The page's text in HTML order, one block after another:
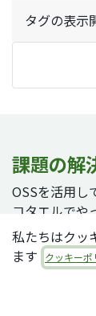
タグの表示
課題の解
OSSを活用し
コタエルでや
私たちはクッ
ます
クッキーポ